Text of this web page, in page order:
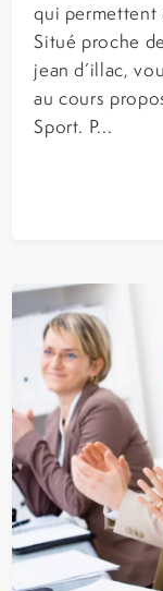
qui permettent
Situé proche
jean d’illac,
au cours
Sport. P...